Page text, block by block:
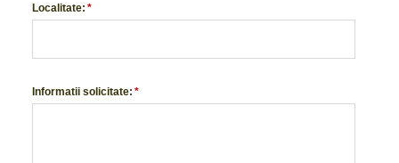
Localitate: *
Informatii solicitate: *